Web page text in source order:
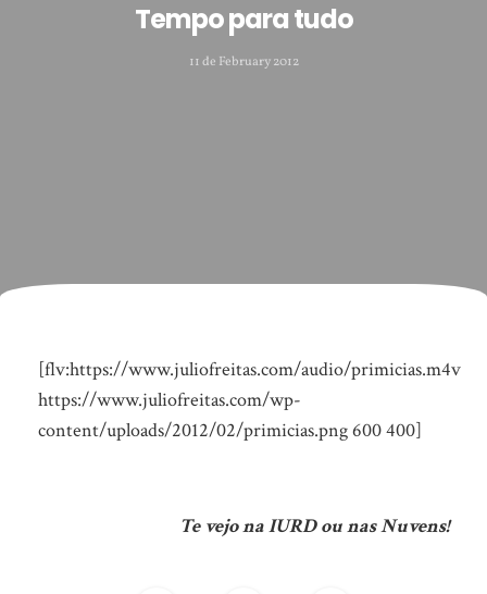
Tempo para tudo
11 de February 2012
[flv:https://www.juliofreitas.com/audio/primicias.m4v
https://www.juliofreitas.com/wp-
content/uploads/2012/02/primicias.png 600 400]
Te vejo na IURD ou nas Nuvens!